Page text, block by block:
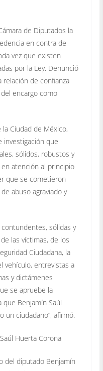
de Diputados la
en contra de
vez que existen
por la Ley. Denunció
de confianza
encargo como
la Ciudad de México,
investigación que
sólidos, robustos y
atención al principio
que se cometieron
abuso agraviado y
sólidas y
las víctimas, de los
Ciudadana, la
vehículo, entrevistas a
y dictámenes
se apruebe la
Benjamín Saúl
un ciudadano”, afirmó.
Huerta Corona
del diputado Benjamín